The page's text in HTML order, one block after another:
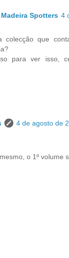
Spotters 4
colecção que
para ver isso,
4 de agosto de
o 1º volume